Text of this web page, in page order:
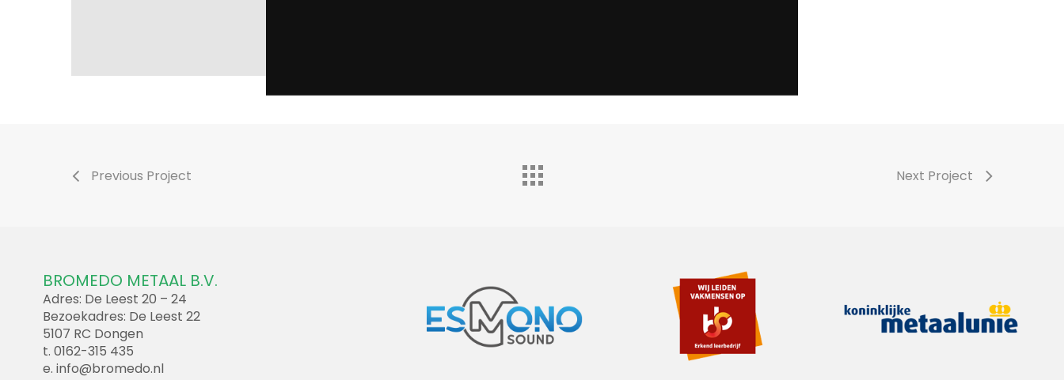
Previous Project Next Project
BROMEDO METAAL B.V.
Adres: De Leest 20 – 24
Bezoekadres: De Leest 22
5107 RC Dongen
t. 0162-315 435
e. info@bromedo.nl